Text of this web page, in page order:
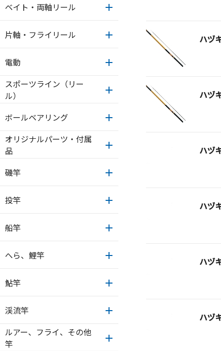
ベイト・両軸リール
片軸・フライリール
電動
スポーツライン（リー
ル）
ボールベアリング
オリジナルパーツ・付属
品
磯竿
投竿
船竿
へら、鯉竿
鮎竿
渓流竿
ルアー、フライ、その他
竿
ハヅ
ハヅ
ハヅ
ハヅ
ハヅ
ハヅ